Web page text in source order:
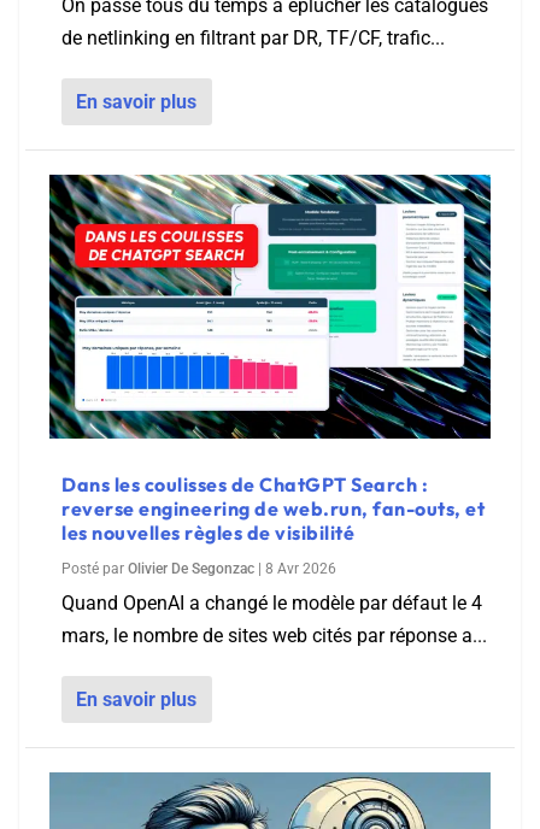
On passe tous du temps à éplucher les catalogues
de netlinking en filtrant par DR, TF/CF, trafic...
En savoir plus
Dans les coulisses de ChatGPT Search :
reverse engineering de web.run, fan-outs, et
les nouvelles règles de visibilité
Posté par Olivier De Segonzac 8 Avr 2026
Quand OpenAI a changé le modèle par défaut le 4
mars, le nombre de sites web cités par réponse a...
En savoir plus